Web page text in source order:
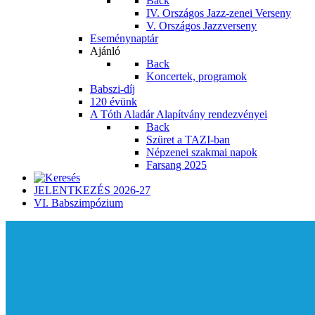
IV. Országos Jazz-zenei Verseny
V. Országos Jazzverseny
Eseménynaptár
Ajánló
Back
Koncertek, programok
Babszi-díj
120 évünk
A Tóth Aladár Alapítvány rendezvényei
Back
Szüret a TAZI-ban
Népzenei szakmai napok
Farsang 2025
JELENTKEZÉS 2026-27
VI. Babszimpózium